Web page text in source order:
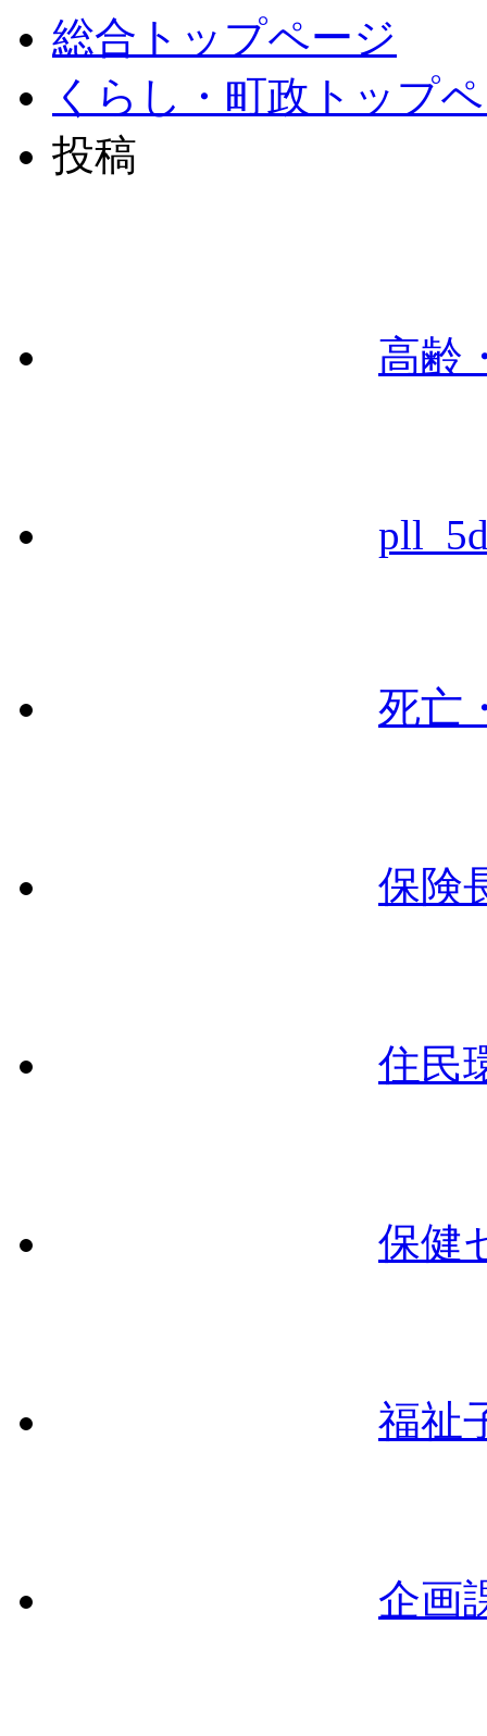
総合トップページ
くらし・町政トップ
投稿
高齢
死亡
保険
住民
保健
福祉
企画